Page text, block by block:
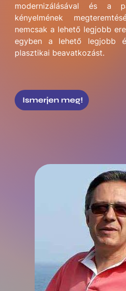
modernizálásával és a
kényelmének
nemcsak a lehető legjobb
egyben a lehető legjobb
plasztikai beavatkozást.
Ismerjen meg!